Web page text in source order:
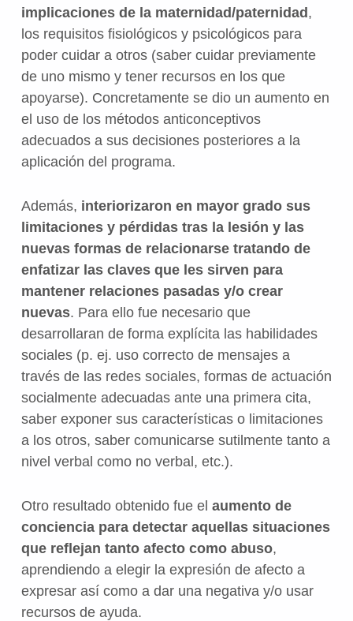
implicaciones de la maternidad/paternidad,
los requisitos fisiológicos y psicológicos para
poder cuidar a otros (saber cuidar previamente
de uno mismo y tener recursos en los que
apoyarse). Concretamente se dio un aumento en
el uso de los métodos anticonceptivos
adecuados a sus decisiones posteriores a la
aplicación del programa.
Además, interiorizaron en mayor grado sus
limitaciones y pérdidas tras la lesión y las
nuevas formas de relacionarse tratando de
enfatizar las claves que les sirven para
mantener relaciones pasadas y/o crear
nuevas. Para ello fue necesario que
desarrollaran de forma explícita las habilidades
sociales (p. ej. uso correcto de mensajes a
través de las redes sociales, formas de actuación
socialmente adecuadas ante una primera cita,
saber exponer sus características o limitaciones
a los otros, saber comunicarse sutilmente tanto a
nivel verbal como no verbal, etc.).
Otro resultado obtenido fue el aumento de
conciencia para detectar aquellas situaciones
que reflejan tanto afecto como abuso,
aprendiendo a elegir la expresión de afecto a
expresar así como a dar una negativa y/o usar
recursos de ayuda.